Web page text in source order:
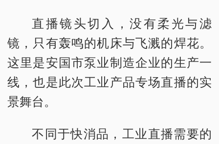
直播镜头切入，没有柔光与滤
镜，只有轰鸣的机床与飞溅的焊花。
这里是安国市泵业制造企业的生产一
线，也是此次工业产品专场直播的实
景舞台。
不同于快消品，工业直播需要的